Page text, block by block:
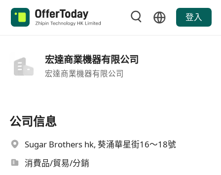
登入
宏達商業機器有限公司
宏達商業機器有限公司
公司信息
Sugar Brothers hk, 葵涌華星街16～18號
消費品/貿易/分銷